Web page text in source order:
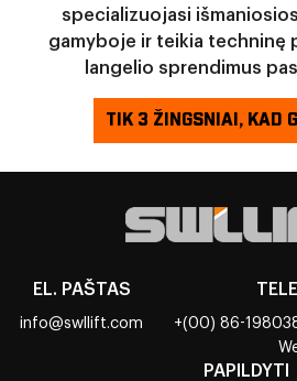
specializuojasi
gamyboje ir teikia techninę
langelio sprendimus
TIK 3 ŽINGSNIAI, KAD
EL. PAŠTAS
info@swllift.com
+(00) 86-
PAPILDYTI